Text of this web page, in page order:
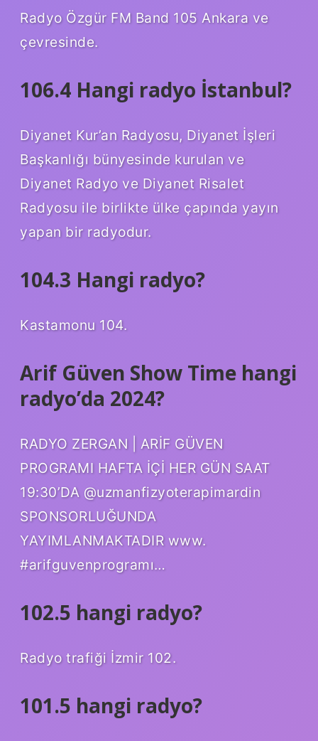
Radyo Özgür FM Band 105 Ankara ve
çevresinde.
106.4 Hangi radyo İstanbul?
Diyanet Kur’an Radyosu, Diyanet İşleri
Başkanlığı bünyesinde kurulan ve
Diyanet Radyo ve Diyanet Risalet
Radyosu ile birlikte ülke çapında yayın
yapan bir radyodur.
104.3 Hangi radyo?
Kastamonu 104.
Arif Güven Show Time hangi
radyo’da 2024?
RADYO ZERGAN | ARİF GÜVEN
PROGRAMI HAFTA İÇİ HER GÜN SAAT
19:30’DA @uzmanfizyoterapimardin
SPONSORLUĞUNDA
YAYIMLANMAKTADIR www.
#arifguvenprogramı…
102.5 hangi radyo?
Radyo trafiği İzmir 102.
101.5 hangi radyo?